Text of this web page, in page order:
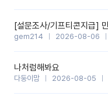
gem214 2026-08-06
나처럼해봐요
다둥이맘 2026-08-05